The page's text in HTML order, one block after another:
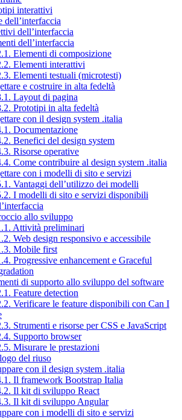
interattivi
dell’interfaccia
dell’interfaccia
dell’interfaccia
Elementi di composizione
Elementi interattivi
Elementi testuali (microtesti)
e costruire in alta fedeltà
Layout di pagina
Prototipi in alta fedeltà
con il design system .italia
Documentazione
Benefici del design system
Risorse operative
Come contribuire al design system .italia
con i modelli di sito e servizi
Vantaggi dell’utilizzo dei modelli
I modelli di sito e servizi disponibili
allo sviluppo
Attività preliminari
Web design responsivo e accessibile
Mobile first
Progressive enhancement e Graceful
di supporto allo sviluppo del software
Feature detection
Verificare le feature disponibili con Can I
Strumenti e risorse per CSS e JavaScript
Supporto browser
Misurare le prestazioni
del riuso
con il design system .italia
Il framework Bootstrap Italia
Il kit di sviluppo React
Il kit di sviluppo Angular
con i modelli di sito e servizi